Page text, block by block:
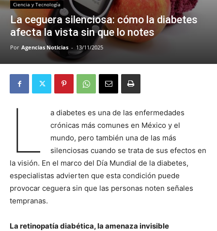
Ciencia y Tecnología
La ceguera silenciosa: cómo la diabetes
afecta la vista sin que lo notes
Por Agencias Noticias - 13/11/2025
L
a diabetes es una de las enfermedades
crónicas más comunes en México y el
mundo, pero también una de las más
silenciosas cuando se trata de sus efectos en
la visión. En el marco del Día Mundial de la diabetes,
especialistas advierten que esta condición puede
provocar ceguera sin que las personas noten señales
tempranas.
La retinopatía diabética, la amenaza invisible